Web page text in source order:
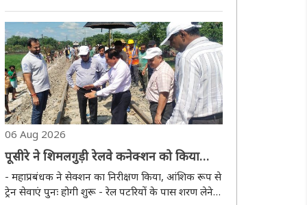
राज्य के हथकरघा बुनकरों को शुभकामनाएं देते हुए उन्हें
भारत की समृद्ध सांस्कृतिक विरासत का प्रतीक बताया।
उन्होंने कहा कि विशेष रूप से ग्रामीण ..
06 Aug 2026
पूसीरे ने शिमलगुड़ी रेलवे कनेक्शन को किया
बहाल
- महाप्रबंधक ने सेक्शन का निरीक्षण किया, आंशिक रूप से
ट्रेन सेवाएं पुनः होगी शुरू - रेल पटरियों के पास शरण लेने